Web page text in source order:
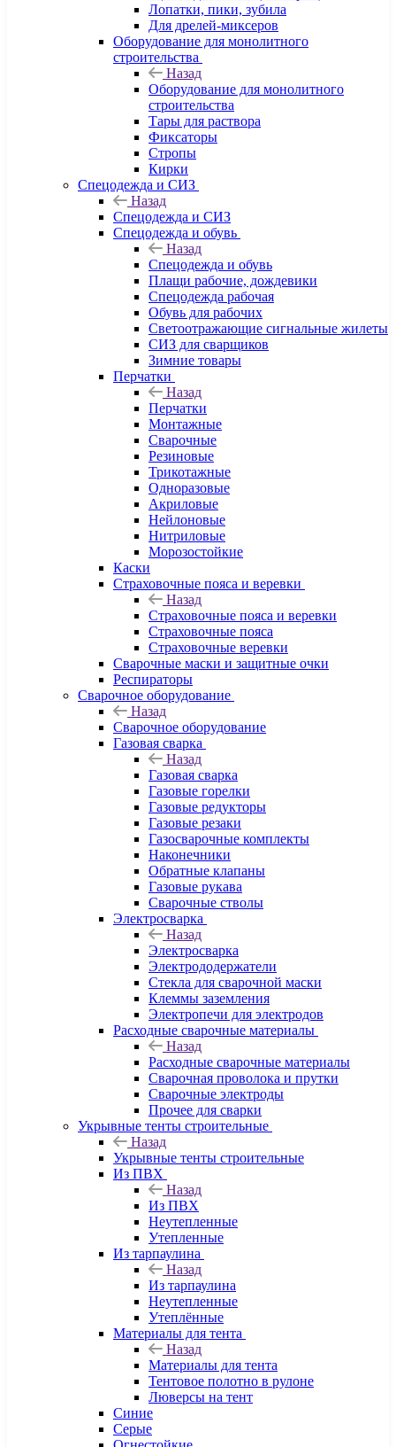
Лопатки, пики, зубила
Для дрелей-миксеров
Оборудование для монолитного
строительства
Назад
Оборудование для монолитного
строительства
Тары для раствора
Фиксаторы
Стропы
Кирки
Спецодежда и СИЗ
Назад
Спецодежда и СИЗ
Спецодежда и обувь
Назад
Спецодежда и обувь
Плащи рабочие, дождевики
Спецодежда рабочая
Обувь для рабочих
Светоотражающие сигнальные жилеты
СИЗ для сварщиков
Зимние товары
Перчатки
Назад
Перчатки
Монтажные
Сварочные
Резиновые
Трикотажные
Одноразовые
Акриловые
Нейлоновые
Нитриловые
Морозостойкие
Каски
Страховочные пояса и веревки
Назад
Страховочные пояса и веревки
Страховочные пояса
Страховочные веревки
Сварочные маски и защитные очки
Респираторы
Сварочное оборудование
Назад
Сварочное оборудование
Газовая сварка
Назад
Газовая сварка
Газовые горелки
Газовые редукторы
Газовые резаки
Газосварочные комплекты
Наконечники
Обратные клапаны
Газовые рукава
Сварочные стволы
Электросварка
Назад
Электросварка
Электрододержатели
Стекла для сварочной маски
Клеммы заземления
Электропечи для электродов
Расходные сварочные материалы
Назад
Расходные сварочные материалы
Сварочная проволока и прутки
Сварочные электроды
Прочее для сварки
Укрывные тенты строительные
Назад
Укрывные тенты строительные
Из ПВХ
Назад
Из ПВХ
Неутепленные
Утепленные
Из тарпаулина
Назад
Из тарпаулина
Неутепленные
Утеплённые
Материалы для тента
Назад
Материалы для тента
Тентовое полотно в рулоне
Люверсы на тент
Синие
Серые